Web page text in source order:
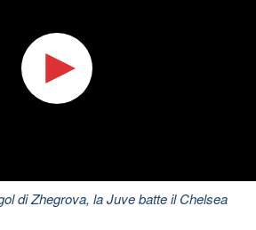
di Zhegrova, la Juve batte il Chelsea